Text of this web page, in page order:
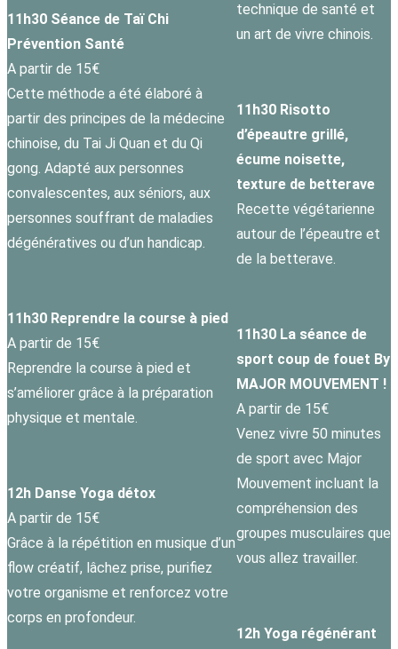
11h30 Séance de Taï Chi
Prévention Santé
A partir de 15€
Cette méthode a été élaboré à
partir des principes de la médecine
chinoise, du Tai Ji Quan et du Qi
gong. Adapté aux personnes
convalescentes, aux séniors, aux
personnes souffrant de maladies
dégénératives ou d’un handicap.
11h30 Reprendre la course à pied
A partir de 15€
Reprendre la course à pied et
s’améliorer grâce à la préparation
physique et mentale.
12h Danse Yoga détox
A partir de 15€
Grâce à la répétition en musique d’un
flow créatif, lâchez prise, purifiez
votre organisme et renforcez votre
corps en profondeur.
technique de santé et
un art de vivre chinois.
11h30 Risotto
d’épeautre grillé,
écume noisette,
texture de betterave
Recette végétarienne
autour de l’épeautre et
de la betterave.
11h30 La séance de
sport coup de fouet By
MAJOR MOUVEMENT !
A partir de 15€
Venez vivre 50 minutes
de sport avec Major
Mouvement incluant la
compréhension des
groupes musculaires que
vous allez travailler.
12h Yoga régénérant